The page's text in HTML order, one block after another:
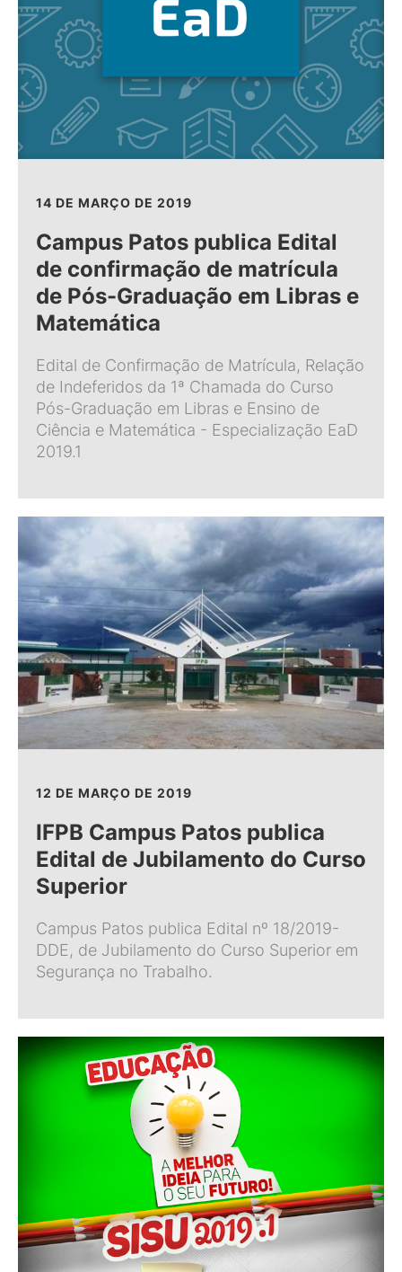
14 DE MARÇO DE 2019
Campus Patos publica Edital
de confirmação de matrícula
de Pós-Graduação em Libras e
Matemática
Edital de Confirmação de Matrícula, Relação
de Indeferidos da 1ª Chamada do Curso
Pós-Graduação em Libras e Ensino de
Ciência e Matemática - Especialização EaD
2019.1
12 DE MARÇO DE 2019
IFPB Campus Patos publica
Edital de Jubilamento do Curso
Superior
Campus Patos publica Edital nº 18/2019-
DDE, de Jubilamento do Curso Superior em
Segurança no Trabalho.